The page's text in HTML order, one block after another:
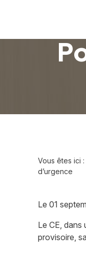
Vous êtes ici :
d’urgence
Le01
Le CE, dans
provisoire,